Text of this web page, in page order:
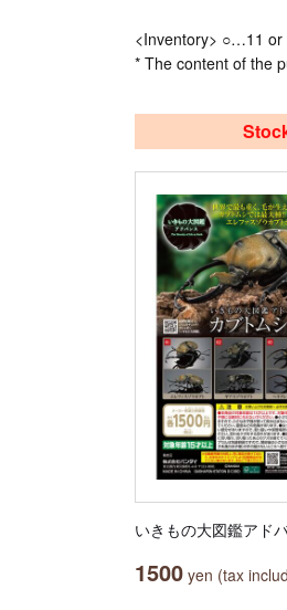
<Inventory> ○…11
* The content of the
いきもの大図鑑アド
1500 yen (tax